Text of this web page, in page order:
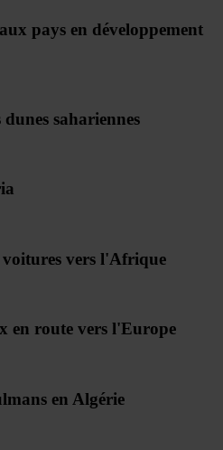
pays en développement
sahariennes
vers l'Afrique
en route vers l'Europe
en Algérie